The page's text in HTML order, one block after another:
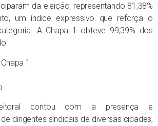
da eleição, representando 81,38%
um índice expressivo que reforça o
A Chapa 1 obteve 99,39% dos
1
contou com a presença e
dirigentes sindicais de diversas cidades,